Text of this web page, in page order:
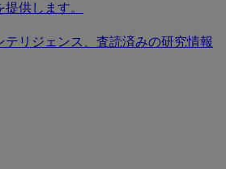
供します。
テリジェンス、査読済みの研究情報